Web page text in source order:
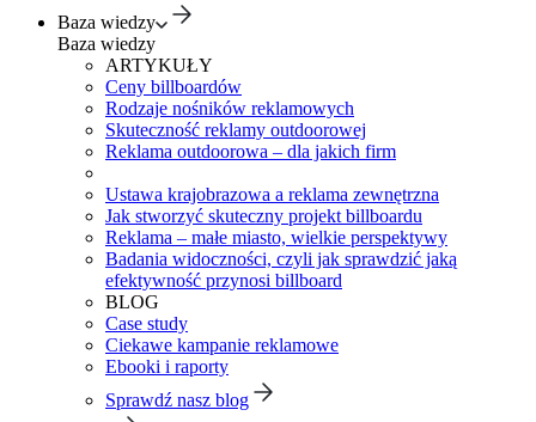
Baza wiedzy
Baza wiedzy
ARTYKUŁY
Ceny billboardów
Rodzaje nośników reklamowych
Skuteczność reklamy outdoorowej
Reklama outdoorowa – dla jakich firm
Ustawa krajobrazowa a reklama zewnętrzna
Jak stworzyć skuteczny projekt billboardu
Reklama – małe miasto, wielkie perspektywy
Badania widoczności, czyli jak sprawdzić jaką
efektywność przynosi billboard
BLOG
Case study
Ciekawe kampanie reklamowe
Ebooki i raporty
Sprawdź nasz blog